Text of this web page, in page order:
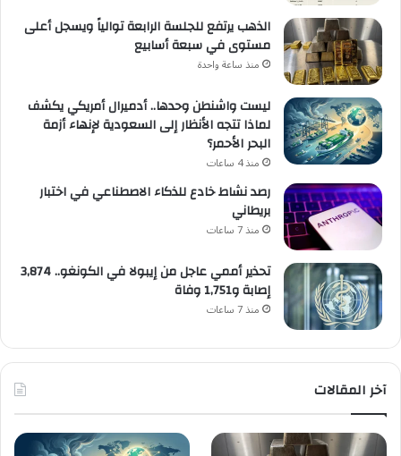
الذهب يرتفع للجلسة الرابعة توالياً ويسجل أعلى
مستوى في سبعة أسابيع
منذ ساعة واحدة
ليست واشنطن وحدها.. أدميرال أمريكي يكشف
لماذا تتجه الأنظار إلى السعودية لإنهاء أزمة
البحر الأحمر؟
منذ 4 ساعات
رصد نشاط خادع للذكاء الاصطناعي في اختبار
بريطاني
منذ 7 ساعات
تحذير أممي عاجل من إيبولا في الكونغو.. 3,874
إصابة و1,751 وفاة
منذ 7 ساعات
آخر المقالات